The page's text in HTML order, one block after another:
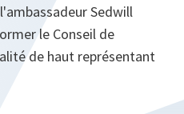
Sedwill
le Conseil de
de haut représentant